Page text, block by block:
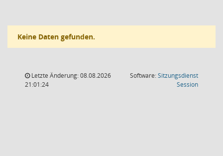
Keine Daten gefunden.
Letzte Änderung: 08.08.2026
21:01:24
Software:Sitzungsdienst
Session(Wird in